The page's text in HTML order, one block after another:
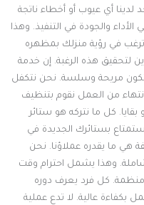
أي عيوب أو أخطاء ناتجة
والجودة في التنفيذ. وهذا
في رؤية منزلك بمظهره
هذه الرغبة. إن خدمة
مريحة وسلسة. نحن نتكفل
من العمل نقوم بتنظيف
كل ما نتركه هو ستائر
بستائرك الجديدة في
ما يقدره عملاؤنا. نحن
وهذا يشمل احترام وقت
كل فرد يعرف دوره
عالية. لا تدع عملية